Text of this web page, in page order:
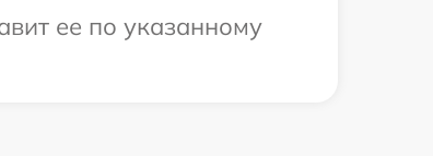
ее по указанному